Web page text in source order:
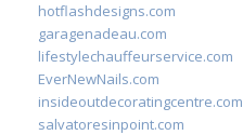
hotflashdesigns.com
garagenadeau.com
lifestylechauffeurservice.com
EverNewNails.com
insideoutdecoratingcentre.com
salvatoresinpoint.com